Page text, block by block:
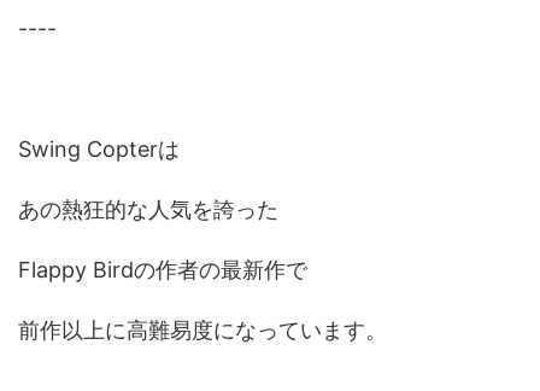
----
Swing Copterは
あの熱狂的な人気を誇った
Flappy Birdの作者の最新作で
前作以上に高難易度になっています。